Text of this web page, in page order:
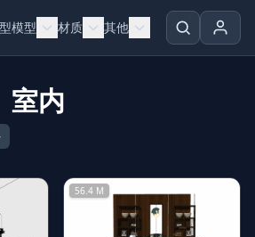
模型 材质 其他
室内
56.4 M